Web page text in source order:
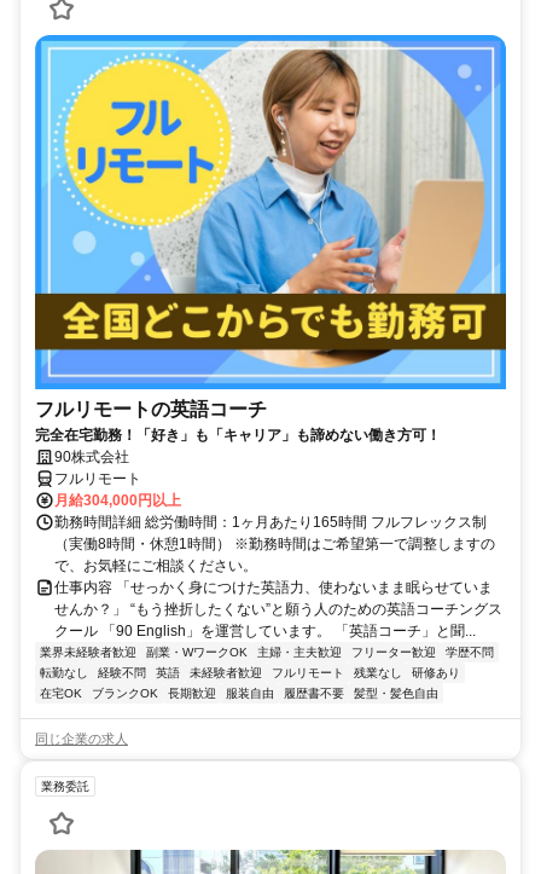
フルリモートの英語コーチ
完全在宅勤務！「好き」も「キャリア」も諦めない働き方可！
90株式会社
フルリモート
月給304,000円以上
勤務時間詳細 総労働時間：1ヶ月あたり165時間 フルフレックス制
（実働8時間・休憩1時間） ※勤務時間はご希望第一で調整しますの
で、お気軽にご相談ください。
仕事内容 「せっかく身につけた英語力、使わないまま眠らせていま
せんか？」 “もう挫折したくない”と願う人のための英語コーチングス
クール 「90 English」を運営しています。 「英語コーチ」と聞...
業界未経験者歓迎 副業・WワークOK 主婦・主夫歓迎 フリーター歓迎
学歴不問
転勤なし
経験不問 英語 未経験者歓迎 フルリモート 残業なし
研修あり
在宅OK
ブランクOK 長期歓迎 服装自由 履歴書不要 髪型・髪色自由
同じ企業の求人
業務委託